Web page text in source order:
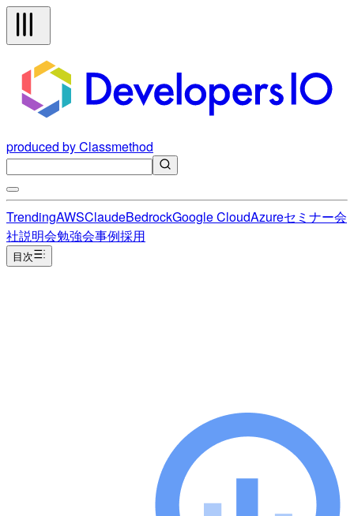
produced by Classmethod
TrendingAWSClaudeBedrockGoogle CloudAzureセミナー会
社説明会勉強会事例採用
目次